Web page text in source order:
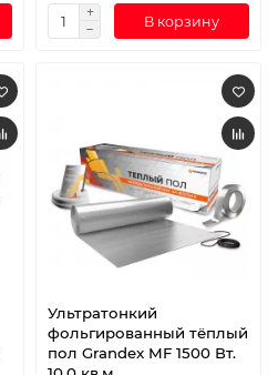
В корзину
Ультратонкий
фольгированный тёплый
пол Grandex MF 1500 Вт.